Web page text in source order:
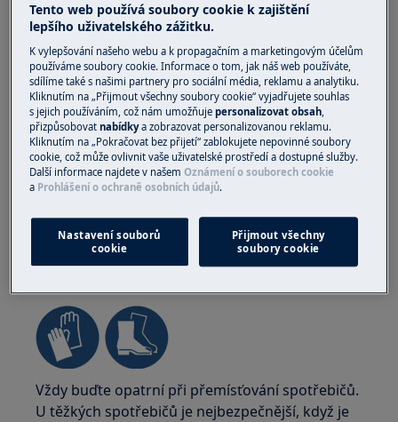
Před jakoukoliv opravou nebo údržbou vypněte
přístroj a odpojte síťovou zástrčku ze zásuvky.
VAROVÁNÍ!RIZIKO ZRANĚNÍ
Vždy buďte opatrní při přemísťování spotřebičů.
U těžkých spotřebičů je nejbezpečnější, když je
Tento web používá soubory cookie k zajištění
lepšího uživatelského zážitku.
K vylepšování našeho webu a k propagačním a marketingovým účelům
používáme soubory cookie. Informace o tom, jak náš web používáte,
sdílíme také s našimi partnery pro sociální média, reklamu a analytiku.
Kliknutím na „Přijmout všechny soubory cookie“ vyjadřujete souhlas
s jejich používáním, což nám umožňujepersonalizovat obsah,
přizpůsobovatnabídkya zobrazovat personalizovanou reklamu.
Kliknutím na „Pokračovat bez přijetí“ zablokujete nepovinné soubory
cookie, což může ovlivnit vaše uživatelské prostředí a dostupné služby.
Další informace najdete v našemOznámení o souborech cookie
a Prohlášení o ochraně osobních údajů.
Nastavení souborů
cookie
Přijmout všechny
soubory cookie